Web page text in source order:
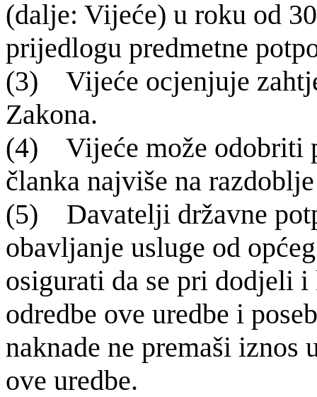
(dalje: Vijeće) u roku od
prijedlogu predmetne
(3) Vijeće ocjenjuje
Zakona.
(4) Vijeće može odobriti
članka najviše na
(5) Davatelji državne
obavljanje usluge od
osigurati da se pri dodjeli
odredbe ove uredbe i
naknade ne premaši iznos
ove uredbe.